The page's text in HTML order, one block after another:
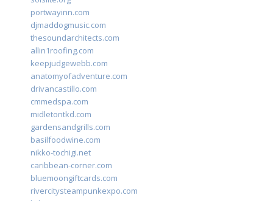
portwayinn.com
djmaddogmusic.com
thesoundarchitects.com
allin1roofing.com
keepjudgewebb.com
anatomyofadventure.com
drivancastillo.com
cmmedspa.com
midletontkd.com
gardensandgrills.com
basilfoodwine.com
nikko-tochigi.net
caribbean-corner.com
bluemoongiftcards.com
rivercitysteampunkexpo.com